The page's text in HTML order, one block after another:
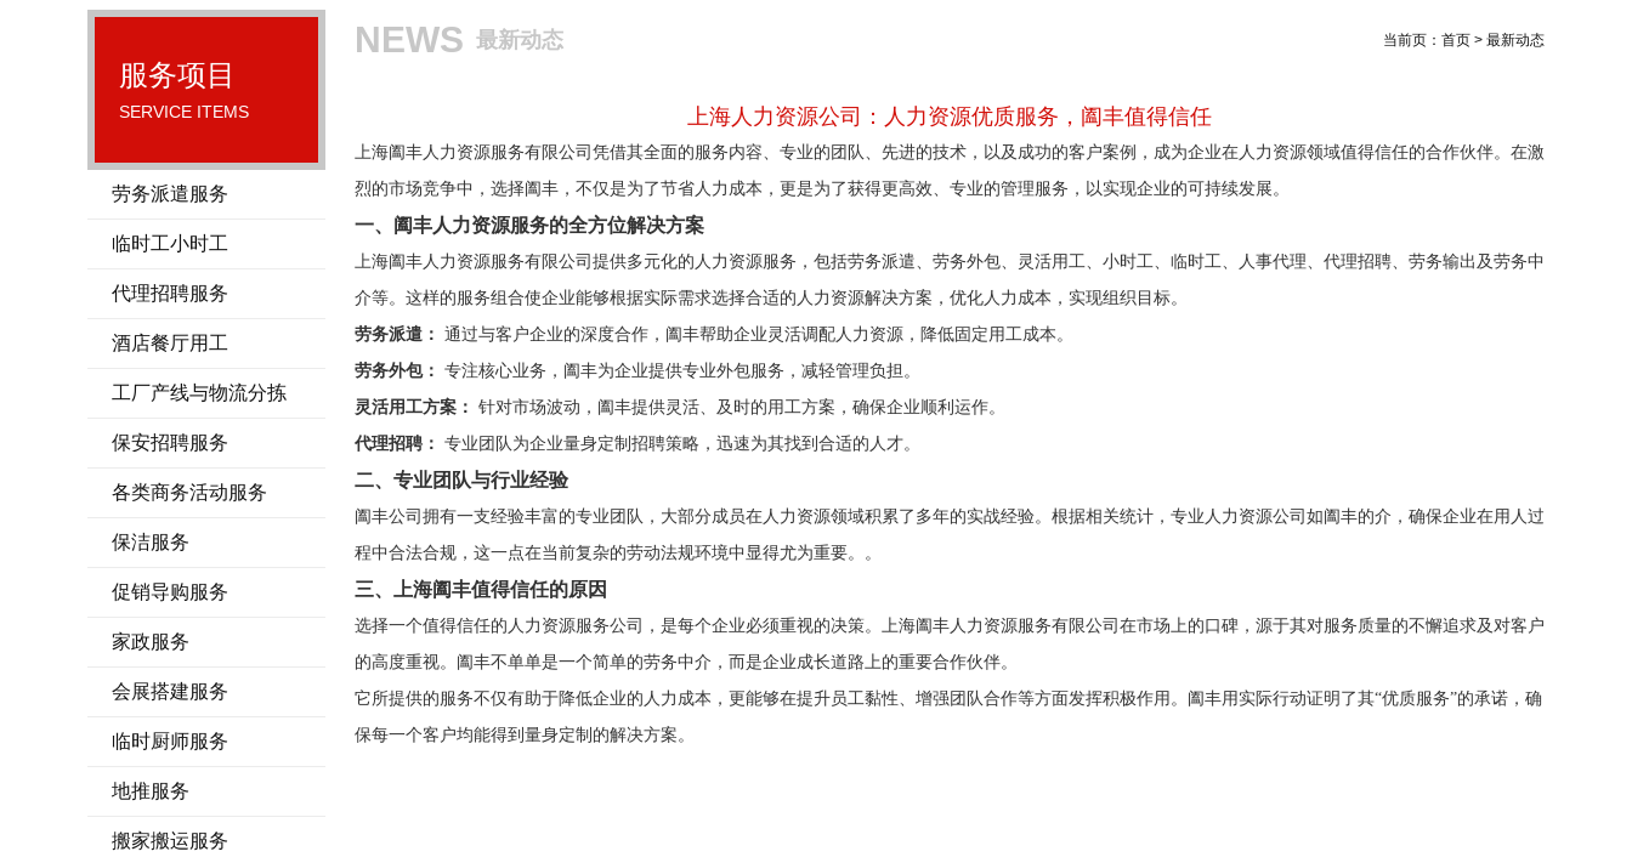
服务项目
SERVICE ITEMS
劳务派遣服务
临时工小时工
代理招聘服务
酒店餐厅用工
工厂产线与物流分拣
保安招聘服务
各类商务活动服务
保洁服务
促销导购服务
家政服务
会展搭建服务
临时厨师服务
地推服务
搬家搬运服务
NEWS 最新动态 当前页：首页 > 最新动态
上海人力资源公司：人力资源优质服务，阖丰值得信任
上海阖丰人力资源服务有限公司凭借其全面的服务内容、专业的团队、先进的技术，以及成功的客户案例，成为企业在人力资源领域值得信任的合作伙伴。在激
烈的市场竞争中，选择阖丰，不仅是为了节省人力成本，更是为了获得更高效、专业的管理服务，以实现企业的可持续发展。
一、阖丰人力资源服务的全方位解决方案
上海阖丰人力资源服务有限公司提供多元化的人力资源服务，包括劳务派遣、劳务外包、灵活用工、小时工、临时工、人事代理、代理招聘、劳务输出及劳务中
介等。这样的服务组合使企业能够根据实际需求选择合适的人力资源解决方案，优化人力成本，实现组织目标。
劳务派遣： 通过与客户企业的深度合作，阖丰帮助企业灵活调配人力资源，降低固定用工成本。
劳务外包： 专注核心业务，阖丰为企业提供专业外包服务，减轻管理负担。
灵活用工方案： 针对市场波动，阖丰提供灵活、及时的用工方案，确保企业顺利运作。
代理招聘： 专业团队为企业量身定制招聘策略，迅速为其找到合适的人才。
二、专业团队与行业经验
阖丰公司拥有一支经验丰富的专业团队，大部分成员在人力资源领域积累了多年的实战经验。根据相关统计，专业人力资源公司如阖丰的介，确保企业在用人过
程中合法合规，这一点在当前复杂的劳动法规环境中显得尤为重要。。
三、上海阖丰值得信任的原因
选择一个值得信任的人力资源服务公司，是每个企业必须重视的决策。上海阖丰人力资源服务有限公司在市场上的口碑，源于其对服务质量的不懈追求及对客户
的高度重视。阖丰不单单是一个简单的劳务中介，而是企业成长道路上的重要合作伙伴。
它所提供的服务不仅有助于降低企业的人力成本，更能够在提升员工黏性、增强团队合作等方面发挥积极作用。阖丰用实际行动证明了其“优质服务”的承诺，确
保每一个客户均能得到量身定制的解决方案。